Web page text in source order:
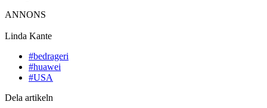
ANNONS
Linda Kante
#bedrageri
#huawei
#USA
Dela artikeln